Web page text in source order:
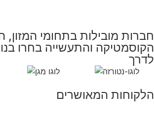
חברות מובילות בתחומי המזון,
הקוסמטיקה והתעשייה בחרו
לדרך
הלקוחות המאושרים